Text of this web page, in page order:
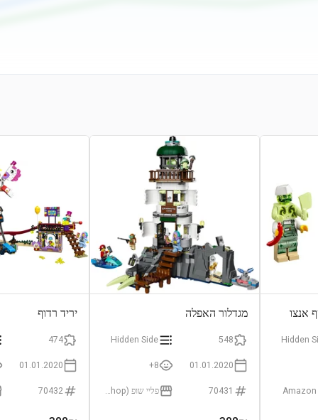
אנצו
Hidden
Amazon
מגדלור האפלה
548
Hidden Side
01.01.2020
8+
70431
יריד רדוף
474
01.01.2020
70432